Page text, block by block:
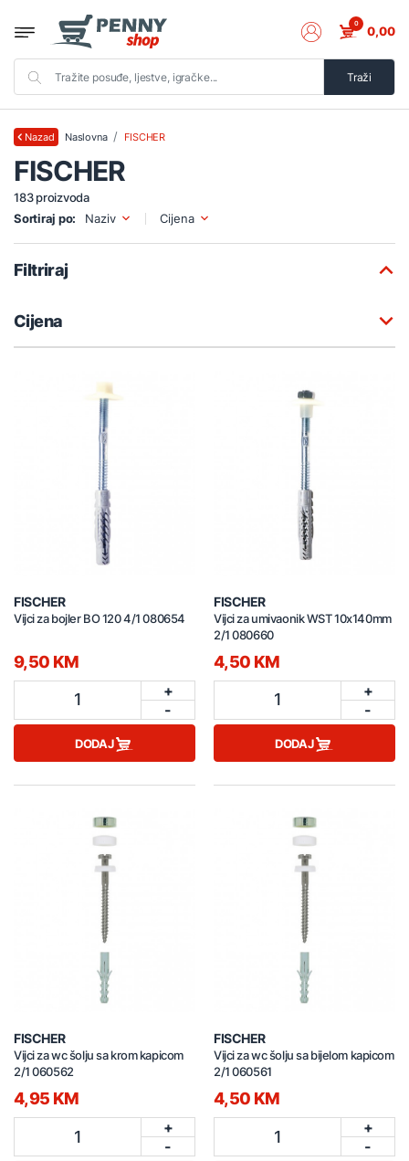
Traži
0 0,00
Nazad Naslovna FISCHER
FISCHER
183 proizvoda
Sortiraj po:
Naziv Cijena
Filtriraj
Cijena
FISCHER
Vijci za bojler BO 120 4/1 080654
9,50 KM
1
+
-
DODAJ
FISCHER
Vijci za umivaonik WST 10x140mm
2/1 080660
4,50 KM
1
+
-
DODAJ
FISCHER
Vijci za wc šolju sa krom kapicom
2/1 060562
4,95 KM
1
+
-
FISCHER
Vijci za wc šolju sa bijelom kapicom
2/1 060561
4,50 KM
1
+
-